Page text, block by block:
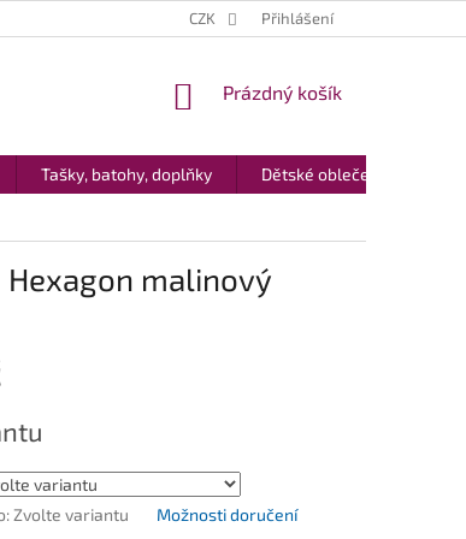
CZK Přihlášení
NÁKUPNÍ
Prázdný košík
Tašky, batohy, doplňky Dětské oblečení
Hexagon malinový
Zvolte variantu Možnosti doručení